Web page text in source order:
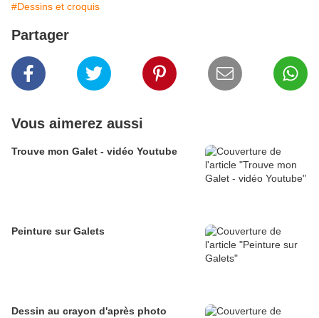
#Dessins et croquis
Partager
Vous aimerez aussi
Trouve mon Galet - vidéo Youtube
Peinture sur Galets
Dessin au crayon d'après photo